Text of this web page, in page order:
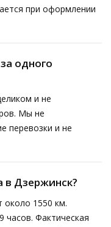
при оформлении
одного
и не
Мы не
перевозки и не
в Дзержинск?
около 1550 км.
Фактическая